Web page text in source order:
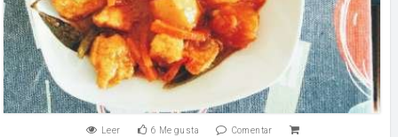
Leer 6 Me gusta Comentar